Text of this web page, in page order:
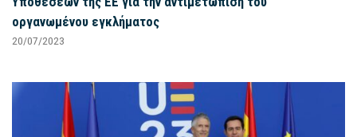
οργανωμένου εγκλήματος
20/07/2023